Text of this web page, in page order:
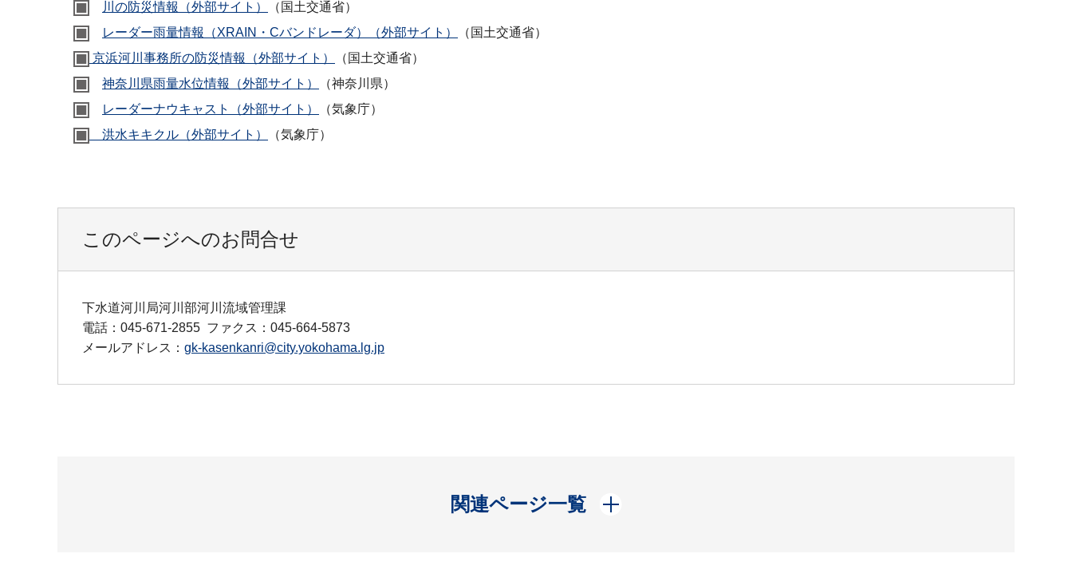
川の防災情報（外部サイト）
（国土交通省）
レーダー雨量情報（XRAIN・Cバンドレーダ）（外部サイト）
（国土交通省）
京浜河川事務所の防災情報（外部サイト）
（国土交通省）
神奈川県雨量水位情報（外部サイト）
（神奈川県）
レーダーナウキャスト（外部サイト）
（気象庁）
洪水キキクル（外部サイト）
（気象庁）
このページへのお問合せ
下水道河川局河川部河川流域管理課
電話：045-671-2855 ファクス：045-664-5873
メールアドレス： gk-kasenkanri@city.yokohama.lg.jp
関連ページ一覧
開く